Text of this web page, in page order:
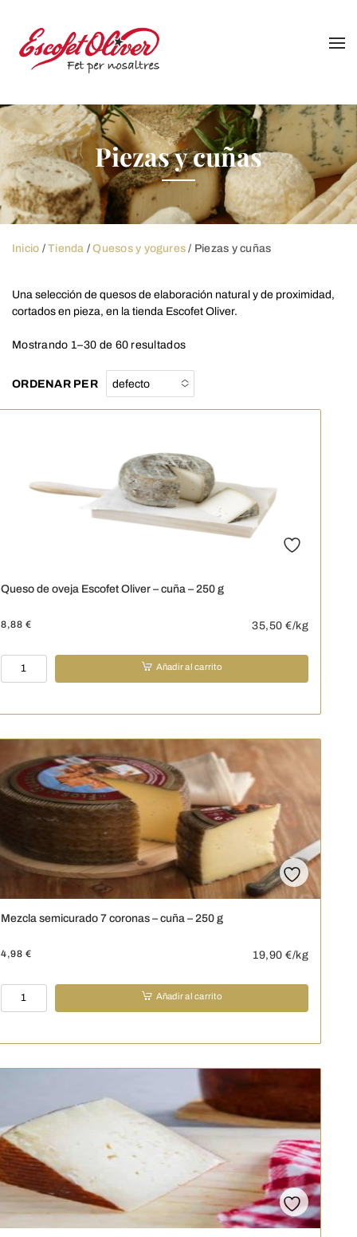
content
Piezas y cuñas
Inicio /Tienda /Quesos y yogures / Piezas y cuñas
Una selección de quesos de elaboración natural y de proximidad,
cortados en pieza, en la tienda Escofet Oliver.
Mostrando 1–30 de 60 resultados
ORDENAR PER defecto
No options to
Queso de oveja Escofet Oliver – cuña – 250 g
8,88 € 35,50 €/kg
Queso
de
Escofet
cuña
250
Añadir al carrito
Mezcla semicurado 7 coronas – cuña – 250 g
4,98 € 19,90 €/kg
Mezcla
semicurado
coronas
g
cantidad
Añadir al carrito